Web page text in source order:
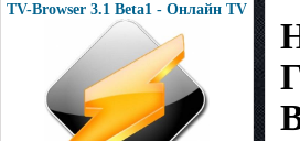
TV-Browser 3.1 Beta1 - Онлайн TV